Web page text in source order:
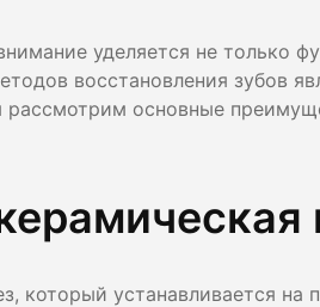
стоматология
уделяется не только
восстановления зубов
основные
который устанавливается на